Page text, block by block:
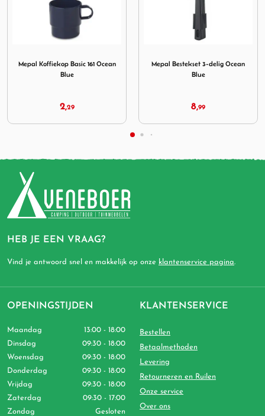
Mepal Bestekset 3-delig Ocean
Blue
8,
Mepal Multi Bowl Cirqula 2250
ml Nordic Blue
16,
HEB JE EEN VRAAG?
Vind je antwoord snel en makkelijk op onze klantenservice pagina.
OPENINGSTIJDEN
Maandag
13:00 - 18:00
Dinsdag
09:30 - 18:00
Woensdag
09:30 - 18:00
Donderdag
09:30 - 18:00
Vrijdag
09:30 - 18:00
Zaterdag
09:30 - 17:00
Zondag
Gesloten
KLANTENSERVICE
Bestellen
Betaalmethoden
Levering
Retourneren en Ruilen
Onze service
Over ons